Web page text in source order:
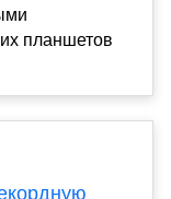
планшетов